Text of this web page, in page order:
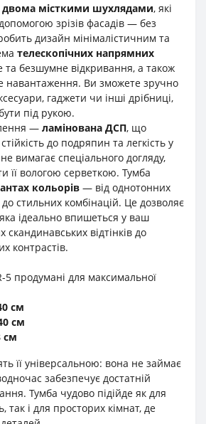
двома місткими шухлядами, які
зрізів фасадів — без
дизайн мінімалістичним та
телескопічних напрямних
та безшумне відкривання, а також
навантаження. Ви зможете зручно
гаджети чи інші дрібниці,
під рукою.
— ламінована ДСП, що
до подряпин та легкість у
вимагає спеціального догляду,
її вологою серветкою. Тумба
кольорів — від однотонних
стильних комбінацій. Це дозволяє
ідеально впишеться у ваш
скандинавських відтінків до
контрастів.
5 продумані для максимальної
см
см
см
її універсальною: вона не займає
забезпечує достатній
Тумба чудово підійде як для
так і для просторих кімнат, де